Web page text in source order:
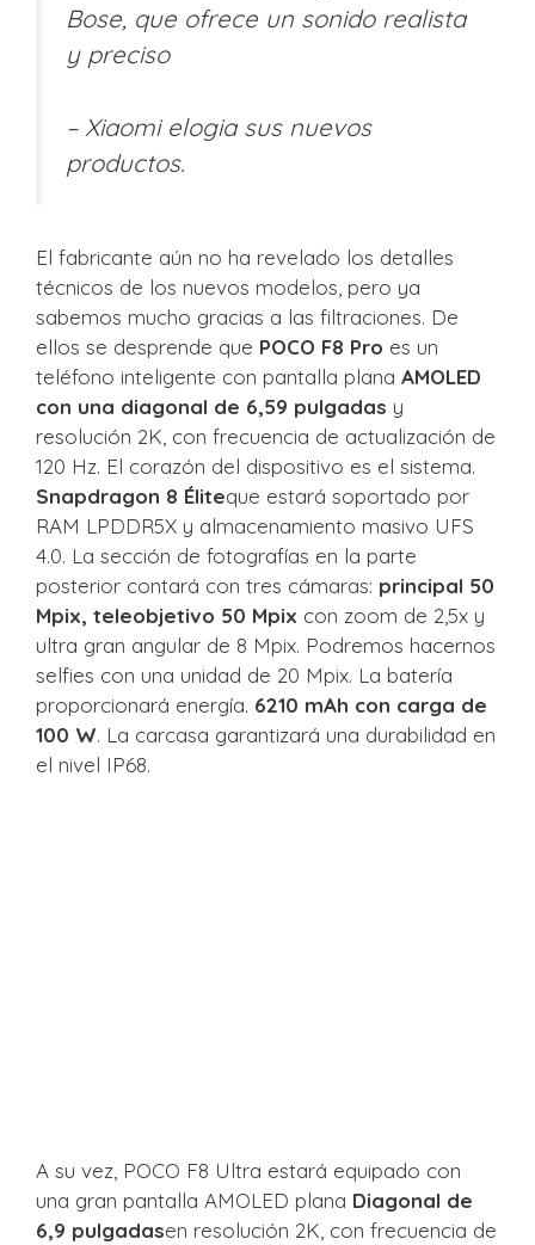
Bose, que ofrece un sonido realista
y preciso
– Xiaomi elogia sus nuevos
productos.
El fabricante aún no ha revelado los detalles
técnicos de los nuevos modelos, pero ya
sabemos mucho gracias a las filtraciones. De
ellos se desprende que POCO F8 Pro es un
teléfono inteligente con pantalla plana AMOLED
con una diagonal de 6,59 pulgadas y
resolución 2K, con frecuencia de actualización de
120 Hz. El corazón del dispositivo es el sistema.
Snapdragon 8 Éliteque estará soportado por
RAM LPDDR5X y almacenamiento masivo UFS
4.0. La sección de fotografías en la parte
posterior contará con tres cámaras: principal 50
Mpix, teleobjetivo 50 Mpix con zoom de 2,5x y
ultra gran angular de 8 Mpix. Podremos hacernos
selfies con una unidad de 20 Mpix. La batería
proporcionará energía. 6210 mAh con carga de
100 W. La carcasa garantizará una durabilidad en
el nivel IP68.
A su vez, POCO F8 Ultra estará equipado con
una gran pantalla AMOLED plana Diagonal de
6,9 ​​pulgadasen resolución 2K, con frecuencia de